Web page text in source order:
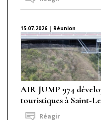
15.07.2026 | Réunion
AIR JUMP 974
touristiques à Saint-
Réagir